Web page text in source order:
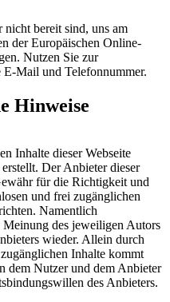
bereit sind, uns am
der Europäischen Online-
Nutzen Sie zur
Mail und Telefonnummer.
Hinweise
Inhalte dieser Webseite
Der Anbieter dieser
für die Richtigkeit und
und frei zugänglichen
Namentlich
Meinung des jeweiligen Autors
wieder. Allein durch
Inhalte kommt
dem Nutzer und dem Anbieter
des Anbieters.